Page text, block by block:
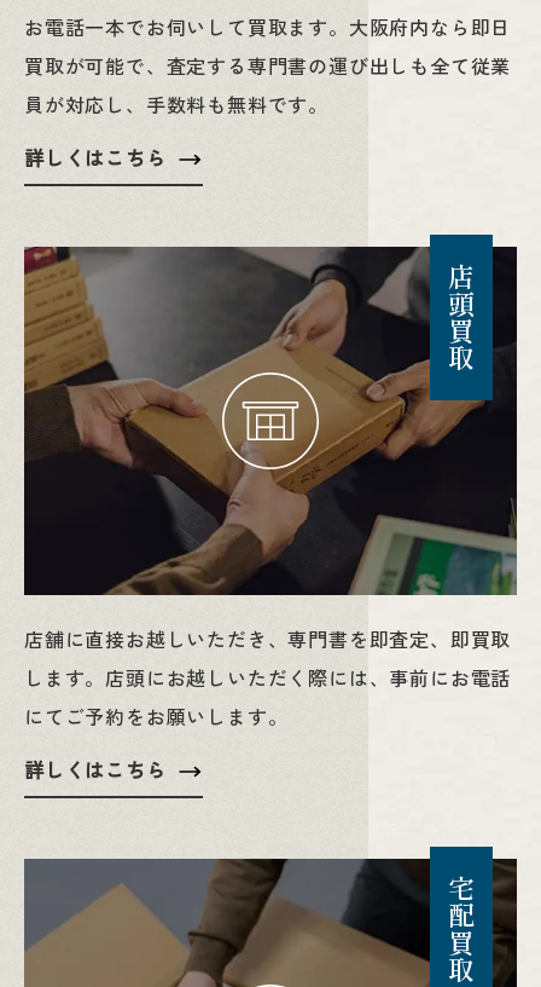
お電話一本でお伺いして買取ます。大阪府内なら即日
買取が可能で、査定する専門書の運び出しも全て従業
員が対応し、手数料も無料です。
詳しくはこちら
店頭買取
店舗に直接お越しいただき、専門書を即査定、即買取
します。店頭にお越しいただく際には、事前にお電話
にてご予約をお願いします。
詳しくはこちら
宅配買取